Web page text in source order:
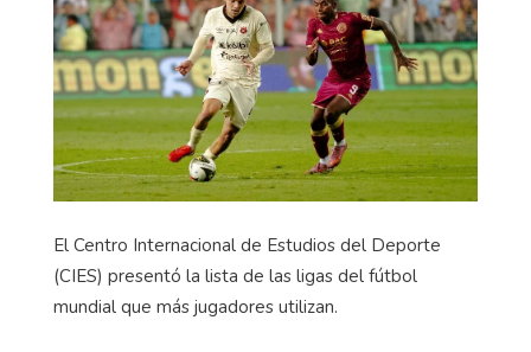
El Centro Internacional de Estudios del Deporte
(CIES) presentó la lista de las ligas del fútbol
mundial que más jugadores utilizan.